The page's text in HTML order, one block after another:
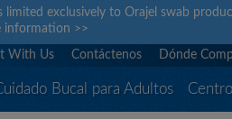
exclusively to Orajel swab
information >>
With Us Contáctenos Dónde
Bucal para Adultos